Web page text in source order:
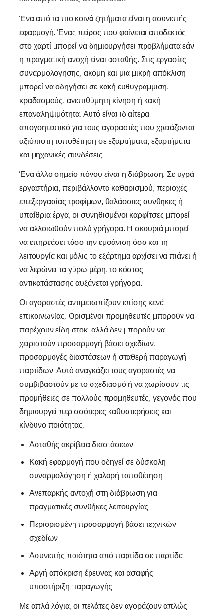
Ένα από τα πιο κοινά ζητήματα είναι η ασυνεπής
εφαρμογή. Ένας πείρος που φαίνεται αποδεκτός
στο χαρτί μπορεί να δημιουργήσει προβλήματα εάν
η πραγματική ανοχή είναι ασταθής. Στις εργασίες
συναρμολόγησης, ακόμη και μια μικρή απόκλιση
μπορεί να οδηγήσει σε κακή ευθυγράμμιση,
κραδασμούς, ανεπιθύμητη κίνηση ή κακή
επαναληψιμότητα. Αυτό είναι ιδιαίτερα
απογοητευτικό για τους αγοραστές που χρειάζονται
αξιόπιστη τοποθέτηση σε εξαρτήματα, εξαρτήματα
και μηχανικές συνδέσεις.
Ένα άλλο σημείο πόνου είναι η διάβρωση. Σε υγρά
εργαστήρια, περιβάλλοντα καθαρισμού, περιοχές
επεξεργασίας τροφίμων, θαλάσσιες συνθήκες ή
υπαίθρια έργα, οι συνηθισμένοι καρφίτσες μπορεί
να αλλοιωθούν πολύ γρήγορα. Η σκουριά μπορεί
να επηρεάσει τόσο την εμφάνιση όσο και τη
λειτουργία και μόλις το εξάρτημα αρχίσει να πιάνει ή
να λερώνει τα γύρω μέρη, το κόστος
αντικατάστασης αυξάνεται γρήγορα.
Οι αγοραστές αντιμετωπίζουν επίσης κενά
επικοινωνίας. Ορισμένοι προμηθευτές μπορούν να
παρέχουν είδη στοκ, αλλά δεν μπορούν να
χειριστούν προσαρμογή βάσει σχεδίων,
προσαρμογές διαστάσεων ή σταθερή παραγωγή
παρτίδων. Αυτό αναγκάζει τους αγοραστές να
συμβιβαστούν με το σχεδιασμό ή να χωρίσουν τις
προμήθειες σε πολλούς προμηθευτές, γεγονός που
δημιουργεί περισσότερες καθυστερήσεις και
κίνδυνο ποιότητας.
Ασταθής ακρίβεια διαστάσεων
Κακή εφαρμογή που οδηγεί σε δύσκολη
συναρμολόγηση ή χαλαρή τοποθέτηση
Ανεπαρκής αντοχή στη διάβρωση για
πραγματικές συνθήκες λειτουργίας
Περιορισμένη προσαρμογή βάσει τεχνικών
σχεδίων
Ασυνεπής ποιότητα από παρτίδα σε παρτίδα
Αργή απόκριση έρευνας και ασαφής
υποστήριξη παραγωγής
Με απλά λόγια, οι πελάτες δεν αγοράζουν απλώς